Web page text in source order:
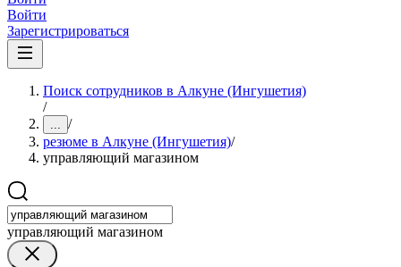
Войти
Зарегистрироваться
Поиск сотрудников в Алкуне (Ингушетия)
/
... /
резюме в Алкуне (Ингушетия)/
управляющий магазином
управляющий магазином